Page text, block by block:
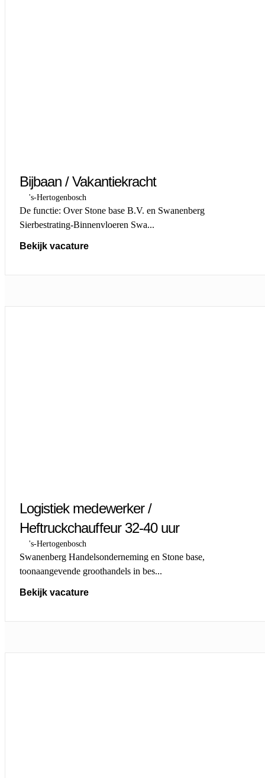
Bijbaan / Vakantiekracht
's-Hertogenbosch
De functie: Over Stone base B.V. en Swanenberg
Sierbestrating-Binnenvloeren Swa...
Bekijk vacature
Logistiek medewerker /
Heftruckchauffeur 32-40 uur
's-Hertogenbosch
Swanenberg Handelsonderneming en Stone base,
toonaangevende groothandels in bes...
Bekijk vacature